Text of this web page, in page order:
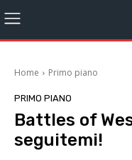
Home Primo piano
PRIMO PIANO
Battles of
seguitemi!